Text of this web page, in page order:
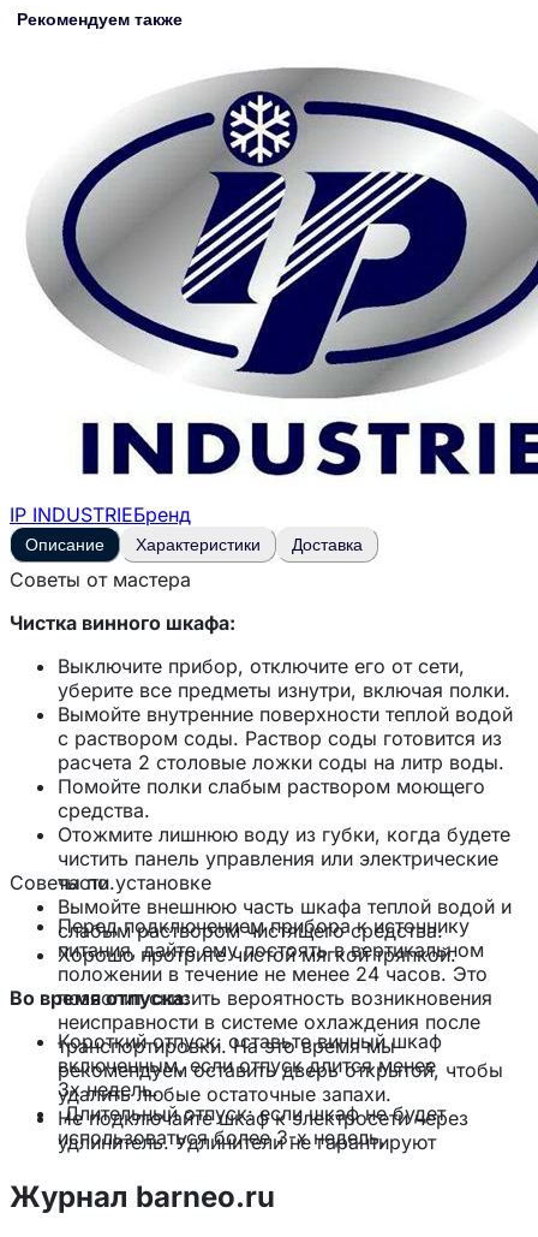
Рекомендуем также
IP INDUSTRIEБренд
Описание Характеристики Доставка
Советы от мастера
Чистка винного шкафа:
Выключите прибор, отключите его от сети,
уберите все предметы изнутри, включая полки.
Вымойте внутренние поверхности теплой водой
с раствором соды. Раствор соды готовится из
расчета 2 столовые ложки соды на литр воды.
Помойте полки слабым раствором моющего
средства.
Отожмите лишнюю воду из губки, когда будете
чистить панель управления или электрические
части.
Вымойте внешнюю часть шкафа теплой водой и
слабым раствором чистящего средства.
Хорошо протрите чистой мягкой тряпкой.
Во время отпуска:
Короткий отпуск: оставьте винный шкаф
включенным, если отпуск длится менее
3х недель.
Длительный отпуск: если шкаф не будет
использоваться более 3-х недель,
вытащите содержимое из шкафа и выключите
его. Помойте и протрите насухо внутреннюю
поверхность шкафа. Оставьте дверь шкафа в
Советы по установке
Перед подключением прибора к источнику
питания, дайте ему постоять в вертикальном
положении в течение не менее 24 часов. Это
позволит снизить вероятность возникновения
неисправности в системе охлаждения после
транспортировки. На это время мы
рекомендуем оставить дверь открытой, чтобы
удалить любые остаточные запахи.
Не подключайте шкаф к электросети через
удлинитель. Удлинители не гарантируют
опасность перегрева). Оборудование не
должено быть подключено к инвертору и не
Журнал barneo.ru